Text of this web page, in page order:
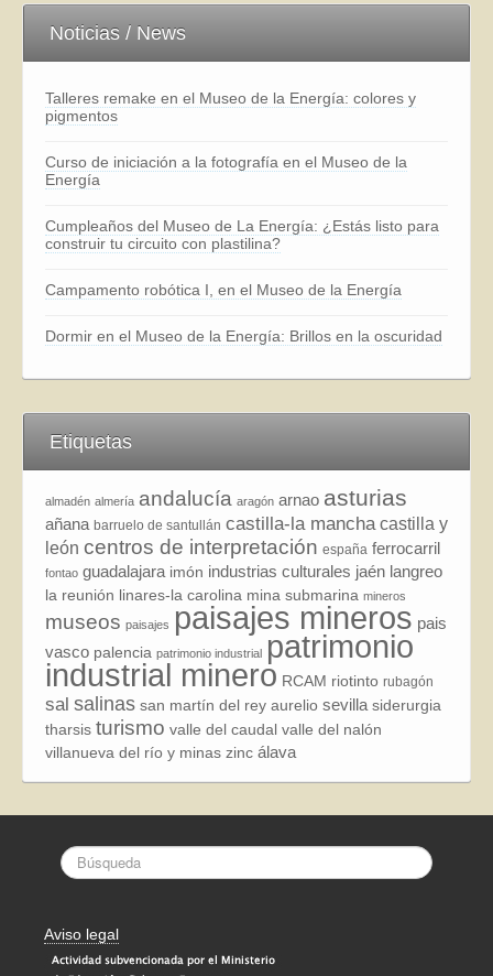
Noticias / News
Talleres remake en el Museo de la Energía: colores y
pigmentos
Curso de iniciación a la fotografía en el Museo de la
Energía
Cumpleaños del Museo de La Energía: ¿Estás listo para
construir tu circuito con plastilina?
Campamento robótica I, en el Museo de la Energía
Dormir en el Museo de la Energía: Brillos en la oscuridad
Etiquetas
almadén almería andalucía aragón arnao asturias
añana barruelo de santullán castilla-la mancha castilla y
león centros de interpretación españa ferrocarril
fontao guadalajara imón industrias culturales jaén langreo
la reunión linares-la carolina mina submarina mineros
museos paisajes paisajes mineros pais
vasco palencia patrimonio industrial patrimonio
industrial minero RCAM riotinto rubagón
sal salinas san martín del rey aurelio sevilla siderurgia
tharsis turismo valle del caudal valle del nalón
villanueva del río y minas zinc álava
Aviso legal